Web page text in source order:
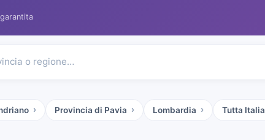
o regione…
Provincia di Pavia Lombardia Tutta Italia